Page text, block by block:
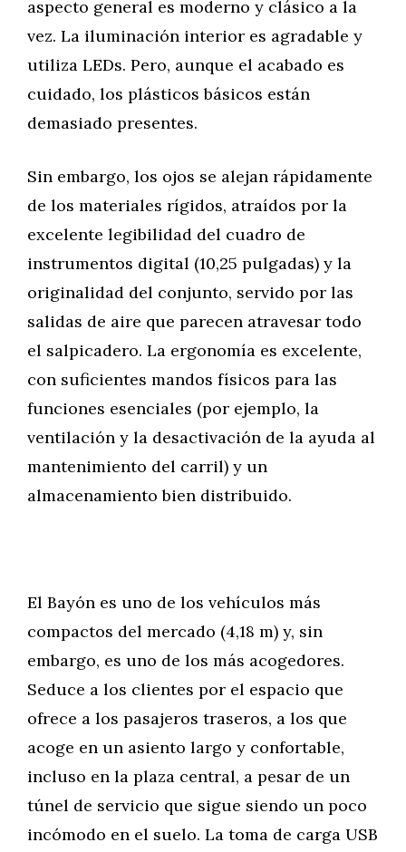
aspecto general es moderno y clásico a la
vez. La iluminación interior es agradable y
utiliza LEDs. Pero, aunque el acabado es
cuidado, los plásticos básicos están
demasiado presentes.
Sin embargo, los ojos se alejan rápidamente
de los materiales rígidos, atraídos por la
excelente legibilidad del cuadro de
instrumentos digital (10,25 pulgadas) y la
originalidad del conjunto, servido por las
salidas de aire que parecen atravesar todo
el salpicadero. La ergonomía es excelente,
con suficientes mandos físicos para las
funciones esenciales (por ejemplo, la
ventilación y la desactivación de la ayuda al
mantenimiento del carril) y un
almacenamiento bien distribuido.
El Bayón es uno de los vehículos más
compactos del mercado (4,18 m) y, sin
embargo, es uno de los más acogedores.
Seduce a los clientes por el espacio que
ofrece a los pasajeros traseros, a los que
acoge en un asiento largo y confortable,
incluso en la plaza central, a pesar de un
túnel de servicio que sigue siendo un poco
incómodo en el suelo. La toma de carga USB